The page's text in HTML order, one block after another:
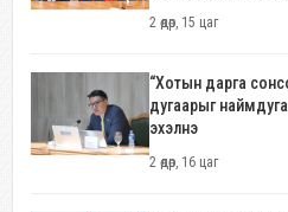
2 өдөр, 15 цаг
“Хотын дарга
дугаарыг
эхэлнэ
2 өдөр, 16 цаг